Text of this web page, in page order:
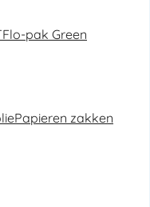
Flo-pak Green
Papieren zakken